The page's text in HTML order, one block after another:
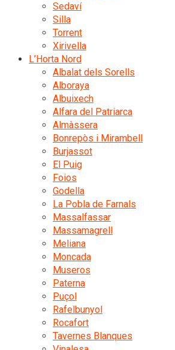
Sedaví
Silla
Torrent
Xirivella
L’Horta Nord
Albalat dels Sorells
Alboraya
Albuixech
Alfara del Patriarca
Almàssera
Bonrepòs i Mirambell
Burjassot
El Puig
Foios
Godella
La Pobla de Farnals
Massalfassar
Massamagrell
Meliana
Moncada
Museros
Paterna
Puçol
Rafelbunyol
Rocafort
Tavernes Blanques